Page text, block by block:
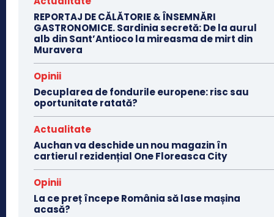
REPORTAJ DE CĂLĂTORIE & ÎNSEMNĂRI
GASTRONOMICE. Sardinia secretă: De la aurul
alb din Sant’Antioco la mireasma de mirt din
Muravera
Opinii
Decuplarea de fondurile europene: risc sau
oportunitate ratată?
Actualitate
Auchan va deschide un nou magazin în
cartierul rezidențial One Floreasca City
Opinii
La ce preț începe România să lase mașina
acasă?